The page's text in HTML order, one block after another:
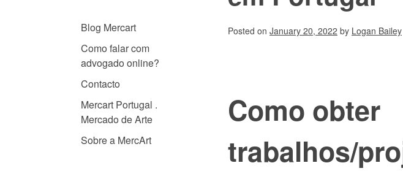
Blog Mercart
Como falar com
advogado online?
Contacto
Mercart Portugal .
Mercado de Arte
Sobre a MercArt
Posted on January 20, 2022 by Logan Bailey
Como obter
trabalhos/